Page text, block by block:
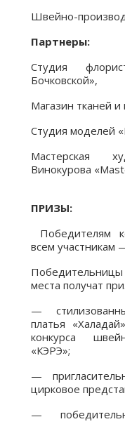
Швейно-
Партнеры:
Студия
Бочковской»,
Магазин тканей
Студия моделей
Мастерская
Винокурова
ПРИЗЫ:
Победителям
всем участникам
места получат
—
платья
конкурса
«КЭРЭ»;
—
цирковое
—